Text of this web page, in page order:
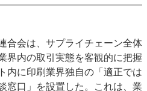
ジネス
報
合会は、サプライチェーン全体
界内の取引実態を客観的に把握
内に印刷業界独自の「適正では
窓口」を設置した。これは、業